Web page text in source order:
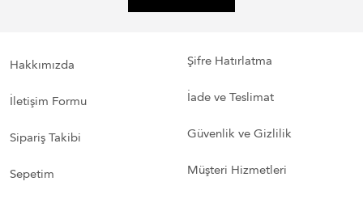
Hakkımızda
İletişim Formu
Sipariş Takibi
Sepetim
Şifre Hatırlatma
İade ve Teslimat
Güvenlik ve Gizlilik
Müşteri Hizmetleri